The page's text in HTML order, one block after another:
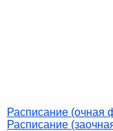
Расписание (очная
Расписание